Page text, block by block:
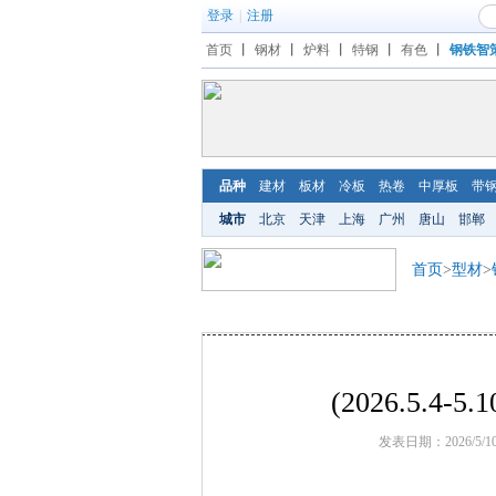
登录 注册
首页 钢材 炉料 特钢 有色 钢铁智
品种 建材 板材 冷板 热卷 中厚板 带钢
城市 北京 天津 上海 广州 唐山 邯郸
首页>型材>
(2026.5.4-
发表日期：2026/5/